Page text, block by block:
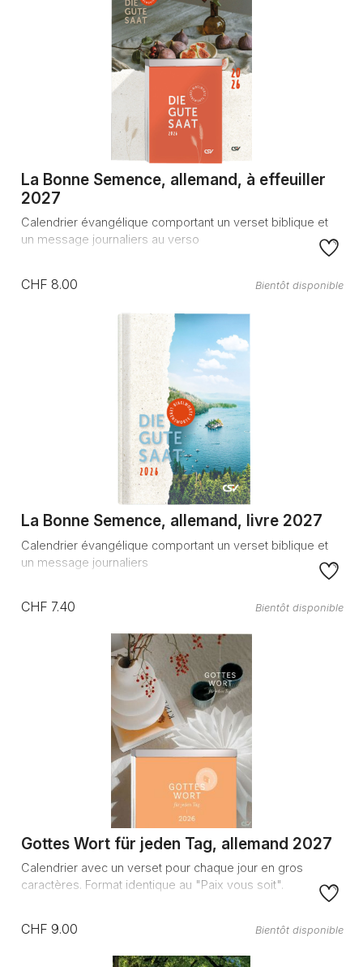
La Bonne Semence, allemand, à effeuiller
2027
Calendrier évangélique comportant un verset biblique et
un message journaliers au verso
CHF 8.00 Bientôt disponible
La Bonne Semence, allemand, livre 2027
Calendrier évangélique comportant un verset biblique et
un message journaliers
CHF 7.40 Bientôt disponible
Gottes Wort für jeden Tag, allemand 2027
Calendrier avec un verset pour chaque jour en gros
caractères. Format identique au "Paix vous soit".
CHF 9.00 Bientôt disponible